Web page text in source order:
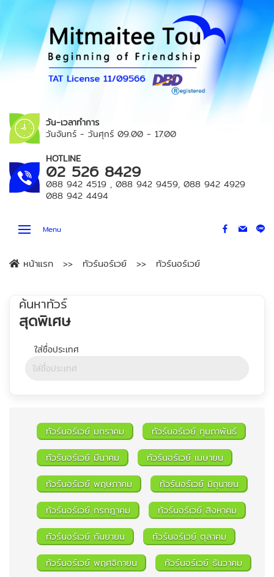
วัน-เวลาทำการ
วันจันทร์ - วันศุกร์ 09.00 - 17.00
HOTLINE
02 526 8429
088 942 4519 , 088 942 9459, 088 942 4929
088 942 4494
Menu
หน้าแรก ทัวร์นอร์เวย์ ทัวร์นอร์เวย์
ค้นหาทัวร์
สุดพิเศษ
ค้นหาทัวร์
ทัวร์นอร์เวย์ มกราคม
ทัวร์นอร์เวย์ กุมภาพันธ์
ทัวร์นอร์เวย์ มีนาคม
ทัวร์นอร์เวย์ เมษายน
ทัวร์นอร์เวย์ พฤษภาคม
ทัวร์นอร์เวย์ มิถุนายน
ทัวร์นอร์เวย์ กรกฎาคม
ทัวร์นอร์เวย์ สิงหาคม
ทัวร์นอร์เวย์ กันยายน
ทัวร์นอร์เวย์ ตุลาคม
ทัวร์นอร์เวย์ พฤศจิกายน
ทัวร์นอร์เวย์ ธันวาคม